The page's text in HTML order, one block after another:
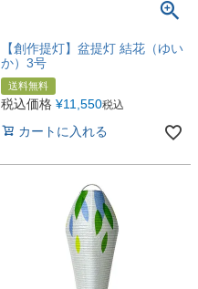
【創作提灯】盆提灯 結花（ゆい
か）3号
送料無料
税込価格 ¥11,550税込
カートに入れる